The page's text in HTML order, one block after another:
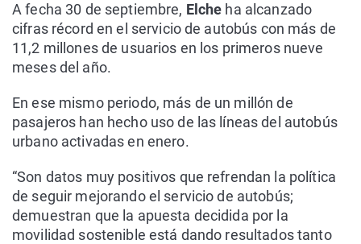
A fecha 30 de septiembre, Elche ha alcanzado
cifras récord en el servicio de autobús con más de
11,2 millones de usuarios en los primeros nueve
meses del año.
En ese mismo periodo, más de un millón de
pasajeros han hecho uso de las líneas del autobús
urbano activadas en enero.
“Son datos muy positivos que refrendan la política
de seguir mejorando el servicio de autobús;
demuestran que la apuesta decidida por la
movilidad sostenible está dando resultados tanto